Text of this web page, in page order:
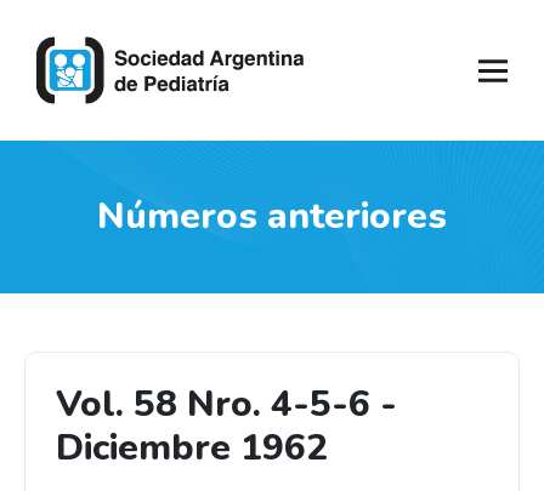
Números anteriores
Vol. 58 Nro. 4-5-6 -
Diciembre 1962